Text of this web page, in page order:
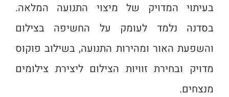
בעיתוי המדויק של מיצוי התנועה המלאה.
בסדנה נלמד לעומק על החשיפה בצילום
והשפעת האור ומהירות התנועה, בשילוב פוקוס
מדויק ובחירת זוויות הצילום ליצירת צילומים
מנצחים.